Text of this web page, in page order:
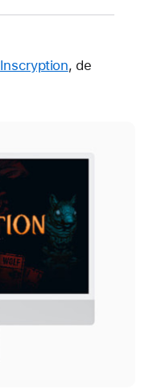
Inscryption, de